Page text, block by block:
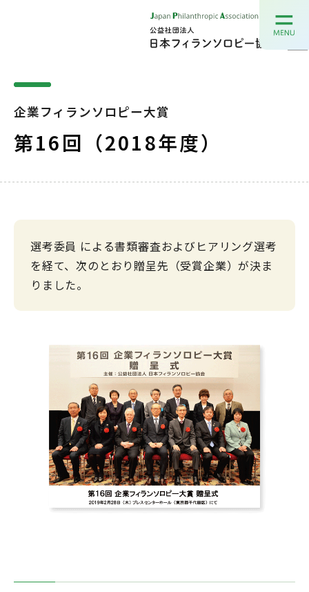
企業フィランソロピー大賞
第16回（2018年度）
選考委員 による書類審査およびヒアリング選考
を経て、次のとおり贈呈先（受賞企業）が決ま
りました。